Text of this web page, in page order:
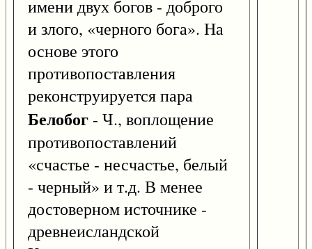
имени двух богов - доброго
и злого, «черного бога». На
основе этого
противопоставления
реконструируется пара
Белобог - Ч., воплощение
противопоставлений
«счастье - несчастье, белый
- черный» и т.д. В менее
достоверном источнике -
древнеисландской